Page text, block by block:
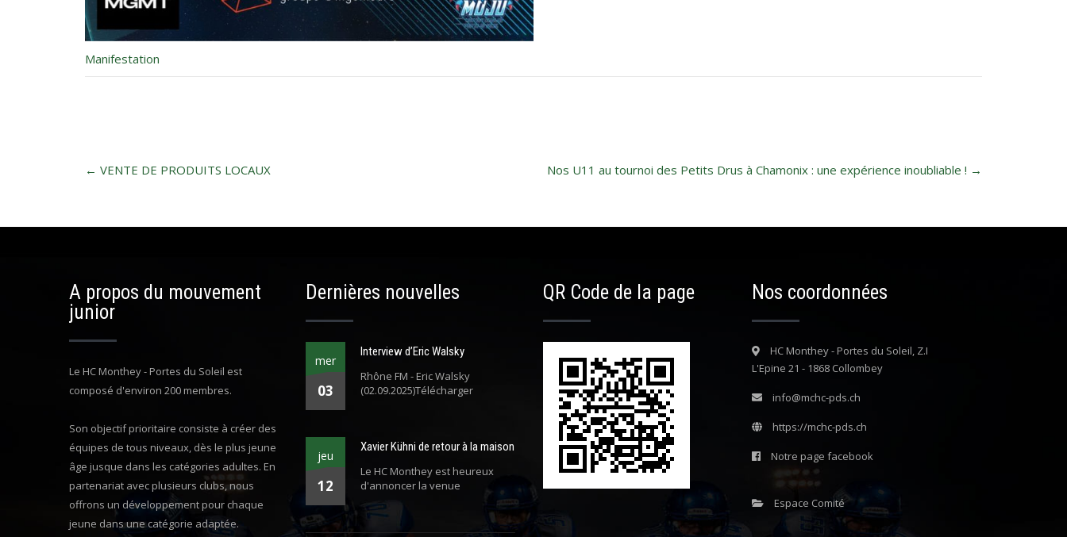
Manifestation
navigation
← VENTE DE PRODUITS LOCAUX Nos U11 au tournoi des Petits Drus à Chamonix : une expérience inoubliable ! →
A propos du mouvement
junior
Le HC Monthey - Portes du Soleil est
composé d'environ 200 membres.
Son objectif prioritaire consiste à créer des
équipes de tous niveaux, dès le plus jeune
âge jusque dans les catégories adultes. En
partenariat avec plusieurs clubs, nous
offrons un développement pour chaque
jeune dans une catégorie adaptée.
Dernières nouvelles
mer
03
Interview d’Eric Walsky
Rhône FM - Eric Walsky
(02.09.2025)Télécharger
jeu
12
Xavier Kühni de retour à la maison
Le HC Monthey est heureux
d'annoncer la venue
QR Code de la page Nos coordonnées
HC Monthey - Portes du Soleil, Z.I
L'Epine 21 - 1868 Collombey
info@mchc-pds.ch
https://mchc-pds.ch
Notre page facebook
Espace Comité